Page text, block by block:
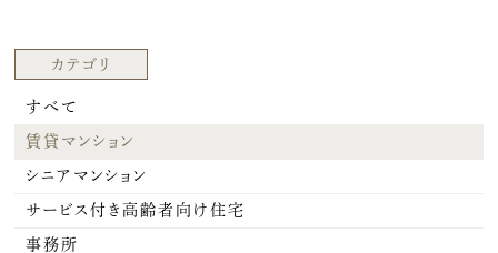
カテゴリ
すべて
賃貸マンション
シニアマンション
サービス付き高齢者向け住宅
事務所